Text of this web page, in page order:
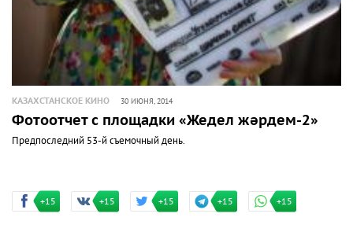
КАЗАХСТАНСКОЕ КИНО 30 ИЮНЯ, 2014
Фотоотчет с площадки «Жедел жәрдем-2»
Предпоследний 53-й съемочный день.
+15 +15 +15 +15 +15